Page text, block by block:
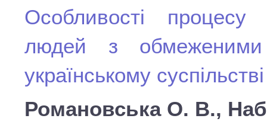
Особливості процесу
людей з
українському суспільстві
Романовська О. В.,